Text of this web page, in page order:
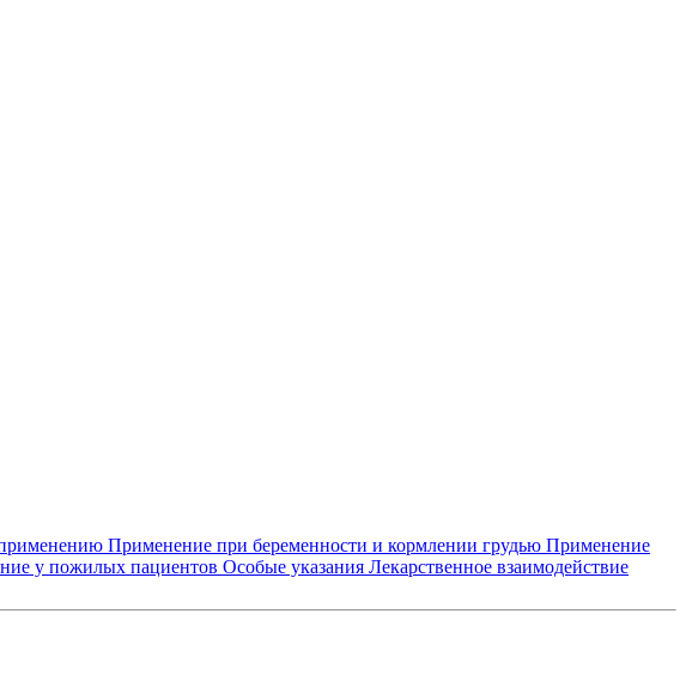
Применение при беременности и кормлении грудью Применение
у пожилых пациентов Особые указания Лекарственное взаимодействие